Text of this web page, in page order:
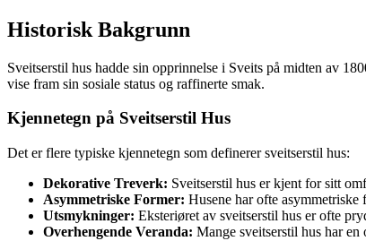
Historisk Bakgrunn
Sveitserstil hus hadde sin opprinnelse i Sveits på midten av
vise fram sin sosiale status og raffinerte smak.
Kjennetegn på Sveitserstil Hus
Det er flere typiske kjennetegn som definerer sveitserstil hus:
Dekorative Treverk: Sveitserstil hus er kjent for sitt
Asymmetriske Former: Husene har ofte
Utsmykninger: Eksteriøret av sveitserstil hus er ofte
Overhengende Veranda: Mange sveitserstil hus har